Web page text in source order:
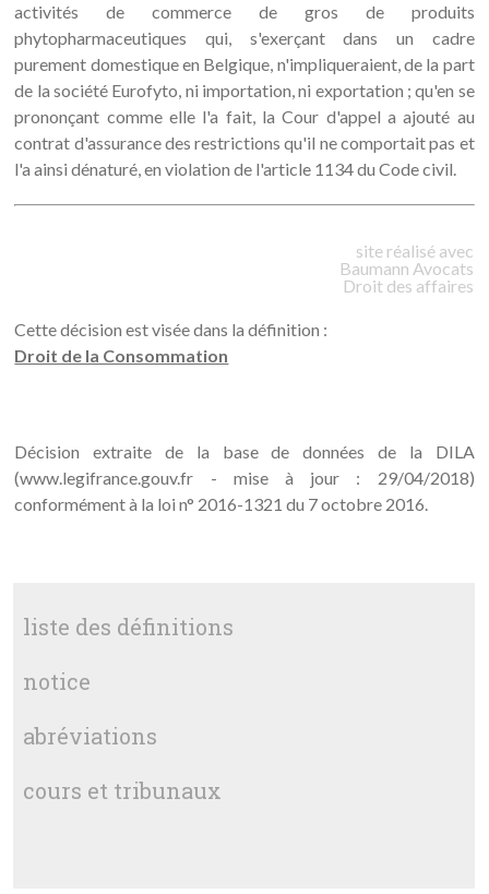
activités de commerce de gros de produits
phytopharmaceutiques qui, s'exerçant dans un cadre
purement domestique en Belgique, n'impliqueraient, de la part
de la société Eurofyto, ni importation, ni exportation ; qu'en se
prononçant comme elle l'a fait, la Cour d'appel a ajouté au
contrat d'assurance des restrictions qu'il ne comportait pas et
l'a ainsi dénaturé, en violation de l'article 1134 du Code civil.
site réalisé avec
Baumann Avocats
Droit des affaires
Cette décision est visée dans la définition :
Droit de la Consommation
Décision extraite de la base de données de la DILA
(www.legifrance.gouv.fr - mise à jour : 29/04/2018)
conformément à la loi n° 2016-1321 du 7 octobre 2016.
liste des définitions
notice
abréviations
cours et tribunaux